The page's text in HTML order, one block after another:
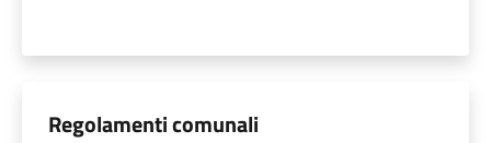
Regolamenti comunali